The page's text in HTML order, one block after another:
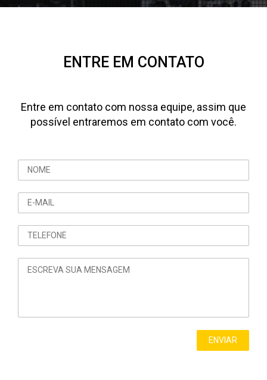
ENTRE EM CONTATO
Entre em contato com nossa equipe, assim que
possível entraremos em contato com você.